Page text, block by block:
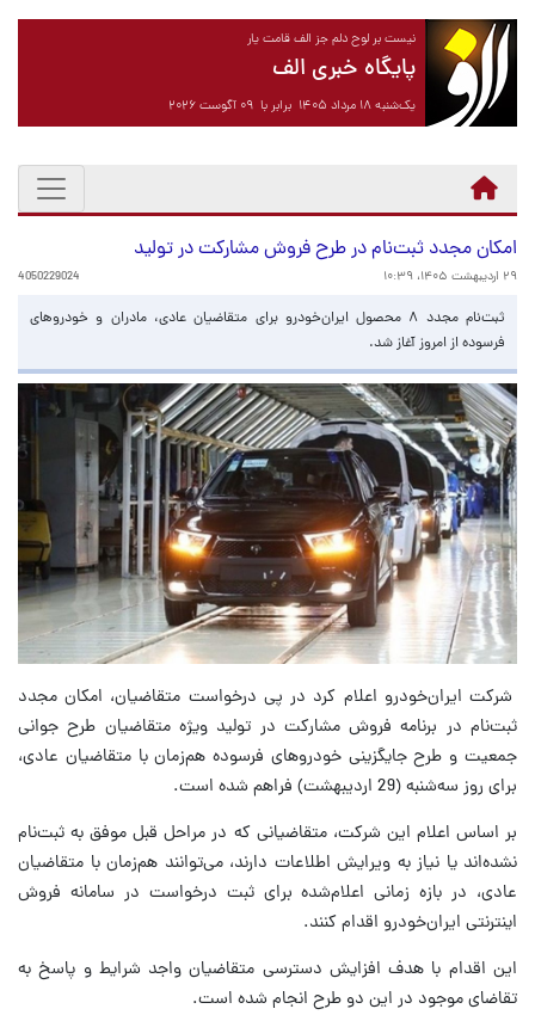
نیست بر لوح دلم جز الف قامت یار
پایگاه خبری الف
یک‌شنبه ۱۸ مرداد ۱۴۰۵ برابر با ۰۹ آگوست ۲۰۲۶
امکان مجدد ثبت‌نام در طرح فروش مشارکت در تولید
۲۹ اردیبهشت ۱۴۰۵، ۱۰:۳۹ 4050229024
ثبت‌نام مجدد ۸ محصول ایران‌خودرو برای متقاضیان عادی، مادران و خودروهای
فرسوده از امروز آغاز شد.
شرکت ایران‌خودرو اعلام کرد در پی درخواست متقاضیان، امکان مجدد
ثبت‌نام در برنامه فروش مشارکت در تولید ویژه متقاضیان طرح جوانی
جمعیت و طرح جایگزینی خودرو‌های فرسوده هم‌زمان با متقاضیان عادی،
برای روز سه‌شنبه (29 اردیبهشت) فراهم شده است.
بر اساس اعلام این شرکت، متقاضیانی که در مراحل قبل موفق به ثبت‌نام
نشده‌اند یا نیاز به ویرایش اطلاعات دارند، می‌توانند هم‌زمان با متقاضیان
عادی، در بازه زمانی اعلام‌شده برای ثبت درخواست در سامانه فروش
اینترنتی ایران‌خودرو اقدام کنند.
این اقدام با هدف افزایش دسترسی متقاضیان واجد شرایط و پاسخ به
تقاضای موجود در این دو طرح انجام شده است.